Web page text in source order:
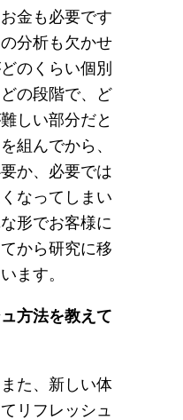
金も必要です
分析も欠かせ
のくらい個別
の段階で、ど
しい部分だと
組んでから、
か、必要では
なってしまい
形でお客様に
から研究に移
ます。
方法を教えて
た、新しい体
リフレッシュ